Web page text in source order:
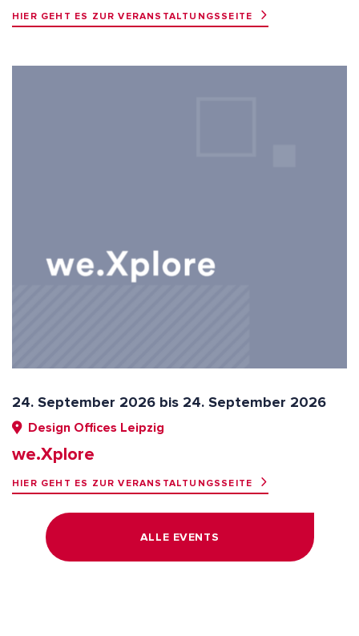
HIER GEHT ES ZUR VERANSTALTUNGSSEITE
24. September 2026 bis 24. September 2026
Design Offices Leipzig
we.Xplore
HIER GEHT ES ZUR VERANSTALTUNGSSEITE
ALLE EVENTS